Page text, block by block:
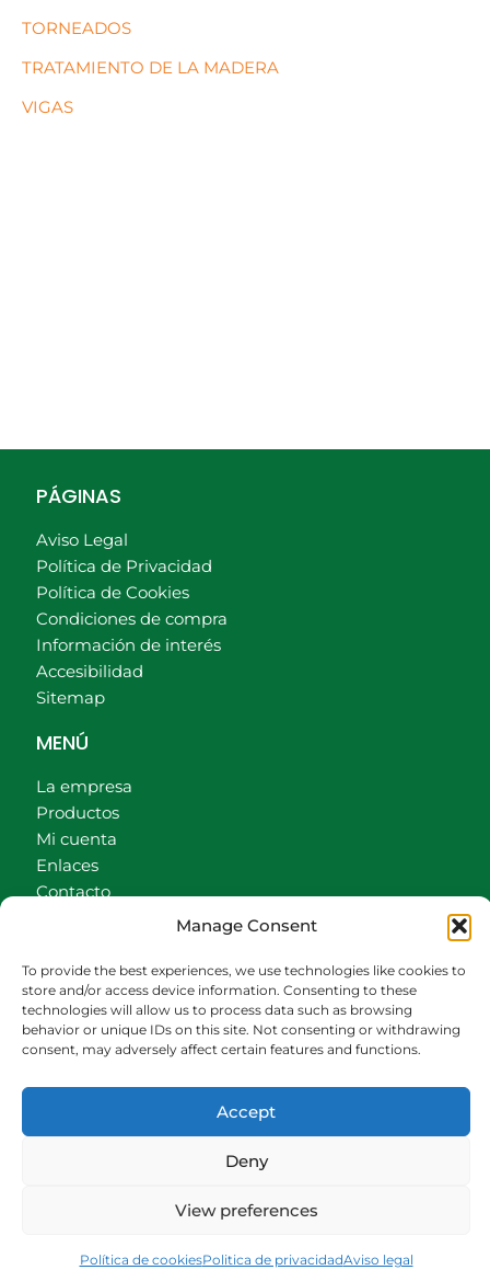
Manage Consent
To provide the best experiences, we use technologies like cookies to
store and/or access device information. Consenting to these
technologies will allow us to process data such as browsing
behavior or unique IDs on this site. Not consenting or withdrawing
consent, may adversely affect certain features and functions.
Accept
Deny
View preferences
Política de cookiesPolitica de privacidadAviso legal
TORNEADOS
TRATAMIENTO DE LA MADERA
VIGAS
PÁGINAS
Aviso Legal
Política de Privacidad
Política de Cookies
Condiciones de compra
Información de interés
Accesibilidad
Sitemap
MENÚ
La empresa
Productos
Mi cuenta
Enlaces
Contacto
CONTACTO
942540013
696426646
609472979
comercial@bediaycabarga.com
Fdez. Hontoria 20. Astillero. 39610 Cantabria
De lunes a viernes de 8:30 a 13:00 y de 15:00 a